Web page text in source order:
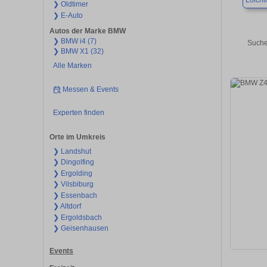
❯ Oldtimer
❯ E-Auto
Autos der Marke BMW
❯ BMW i4 (7)
❯ BMW X1 (32)
Alle Marken
Messen & Events
Experten finden
Orte im Umkreis
❯ Landshut
❯ Dingolfing
❯ Ergolding
❯ Vilsbiburg
❯ Essenbach
❯ Altdorf
❯ Ergoldsbach
❯ Geisenhausen
Events